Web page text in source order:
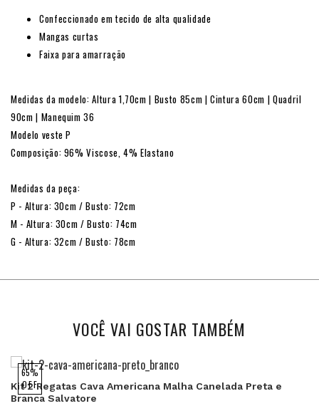
Confeccionado em tecido de alta qualidade
Mangas curtas
Faixa para amarração
Medidas da modelo: Altura 1,70cm | Busto 85cm | Cintura 60cm | Quadril
90cm | Manequim 36
Modelo veste P
Composição: 96% Viscose, 4% Elastano
Medidas da peça:
P - Altura: 30cm / Busto: 72cm
M - Altura: 30cm / Busto: 74cm
G - Altura: 32cm / Busto: 78cm
VOCÊ VAI GOSTAR TAMBÉM
65%
OFF
Kit 2 Regatas Cava Americana Malha Canelada Preta e
Branca Salvatore